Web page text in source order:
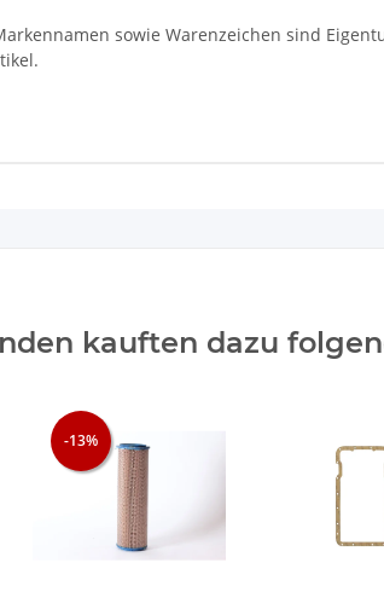
sowie Warenzeichen sind
kauften dazu
-13%